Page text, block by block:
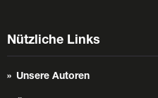
Nützliche Links
Unsere Autoren